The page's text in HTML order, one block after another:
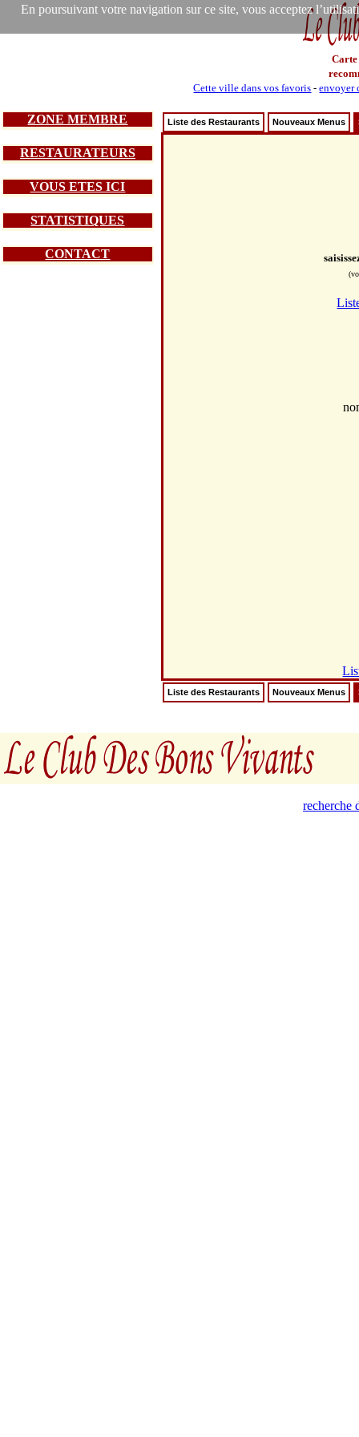
En poursuivant votre navigation sur ce site, vous acceptez
Carte
Cette ville dans vos favoris -envoyer
ZONE MEMBRE
RESTAURATEURS
VOUS ETES ICI
STATISTIQUES
CONTACT
Liste des Restaurants Nouveaux Menus
Liste des Restaurants Nouveaux Menus
recherche